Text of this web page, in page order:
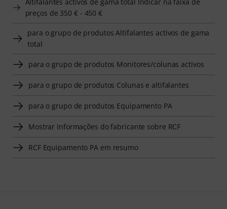
preços de 350 € - 450 €
para o grupo de produtos Altifalantes activos de gama
total
para o grupo de produtos Monitores/colunas activos
para o grupo de produtos Colunas e altifalantes
para o grupo de produtos Equipamento PA
Mostrar Informações do fabricante sobre RCF
RCF Equipamento PA em resumo